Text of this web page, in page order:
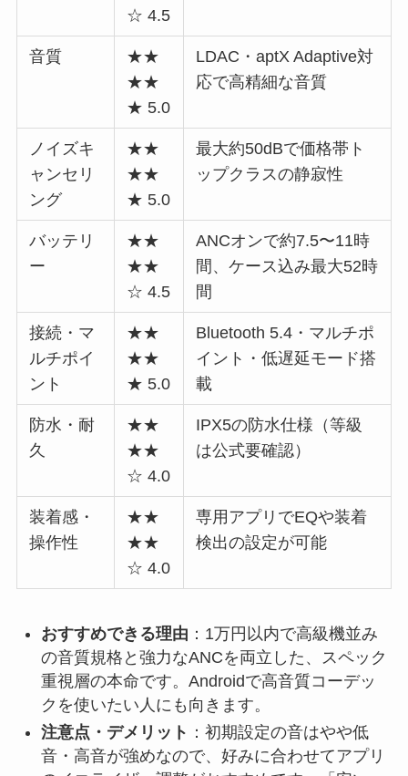
☆ 4.5
音質
★★
★★
★ 5.0
LDAC・aptX Adaptive対
応で高精細な音質
ノイズキ
ャンセリ
ング
★★
★★
★ 5.0
最大約50dBで価格帯ト
ップクラスの静寂性
バッテリ
ー
★★
★★
☆ 4.5
ANCオンで約7.5〜11時
間、ケース込み最大52時
間
接続・マ
ルチポイ
ント
★★
★★
★ 5.0
Bluetooth 5.4・マルチポ
イント・低遅延モード搭
載
防水・耐
久
★★
★★
☆ 4.0
IPX5の防水仕様（等級
は公式要確認）
装着感・
操作性
★★
★★
☆ 4.0
専用アプリでEQや装着
検出の設定が可能
おすすめできる理由 ：1万円以内で高級機並み
の音質規格と強力なANCを両立した、スペック
重視層の本命です。Androidで高音質コーデッ
クを使いたい人にも向きます。
注意点・デメリット ：初期設定の音はやや低
音・高音が強めなので、好みに合わせてアプリ